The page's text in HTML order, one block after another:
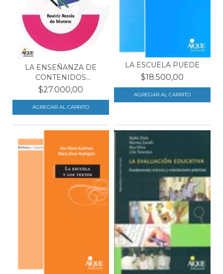
LA ENSEÑANZA DE
CONTENIDOS
NUMÉRICOS EN...
$27.000,00
LA ESCUELA PUEDE
$18.500,00